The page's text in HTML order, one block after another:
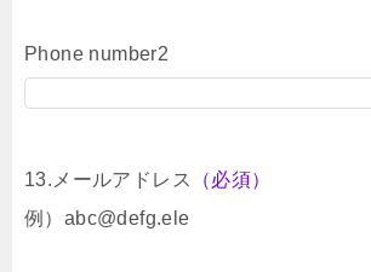
Phone number2
13.メールアドレス
（必須）
例）abc@defg.ele